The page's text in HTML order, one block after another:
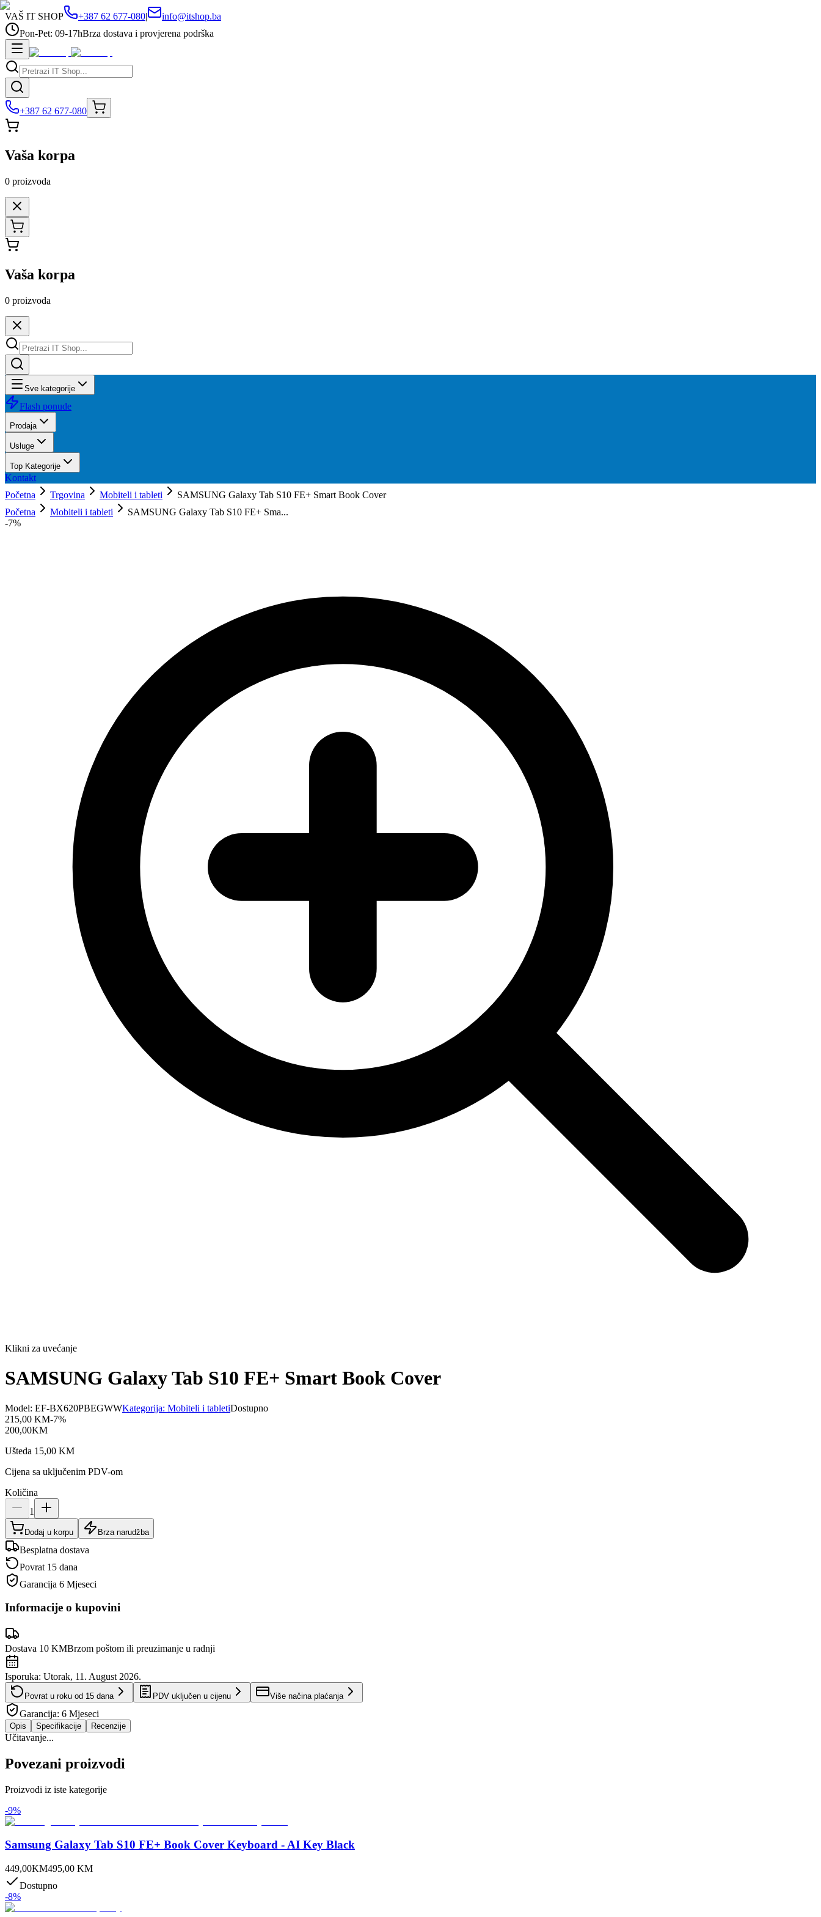
VAŠ IT SHOP +387 62 677-080|
info@itshop.ba
Pon-Pet: 09-17hBrza dostava i provjerena podrška
+387 62 677-080
Vaša korpa
0 proizvoda
Vaša korpa
0 proizvoda
Sve kategorije
Flash ponude
Prodaja
Usluge
Top Kategorije
Kontakt
Početna
Trgovina Mobiteli i tableti
SAMSUNG Galaxy Tab S10 FE+ Smart Book Cover
Početna
Mobiteli i tableti
SAMSUNG Galaxy Tab S10 FE+ Sma...
-7%
Klikni za uvećanje
SAMSUNG Galaxy Tab S10 FE+ Smart Book Cover
Model: EF-BX620PBEGWWKategorija: Mobiteli i tabletiDostupno
215,00 KM-7%
200,00KM
Ušteda 15,00 KM
Cijena sa uključenim PDV-om
Količina
1
Dodaj u korpu Brza narudžba
Besplatna dostava
Povrat 15 dana
Garancija 6 Mjeseci
Informacije o kupovini
Dostava 10 KMBrzom poštom ili preuzimanje u radnji
Isporuka: Utorak, 11. August 2026.
Povrat u roku od 15 dana PDV uključen u cijenu Više načina plaćanja
Garancija: 6 Mjeseci
Opis Specifikacije Recenzije
Učitavanje...
Povezani proizvodi
Proizvodi iz iste kategorije
-9%
Samsung Galaxy Tab S10 FE+ Book Cover Keyboard - AI Key Black
449,00KM495,00 KM
Dostupno
-8%